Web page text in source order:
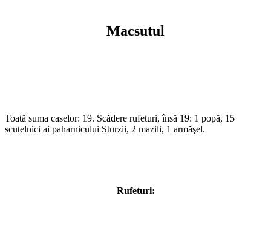
Macsutul
Toată suma caselor: 19. Scădere rufeturi, însă 19: 1 popă, 15
scutelnici ai paharnicului Sturzii, 2 mazili, 1 armăşel.
Rufeturi: